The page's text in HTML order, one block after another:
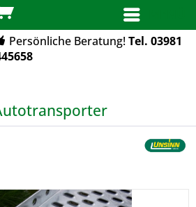
Persönliche Beratung!Tel. 03981